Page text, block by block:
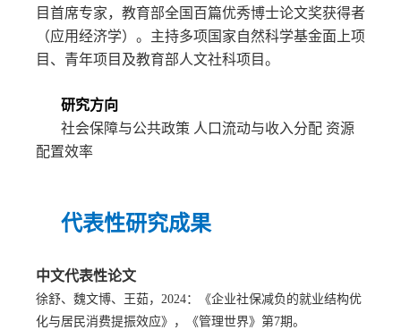
目首席专家，教育部全国百篇优秀博士论文奖获得者
（应用经济学）。主持多项国家自然科学基金面上项
目、青年项目及教育部人文社科项目。
研究方向
社会保障与公共政策 人口流动与收入分配 资源
配置效率
代表性研究成果
中文代表性论文
徐舒、魏文博、王茹， 2024：《企业社保减负的就业结构优
化与居民消费提振效应》，《管理世界》第7期。